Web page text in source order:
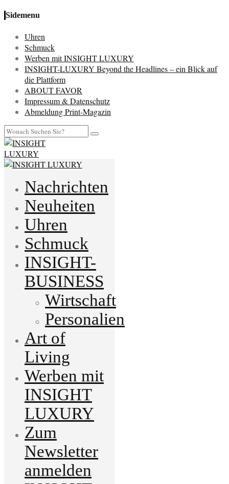
Sidemenu
Uhren
Schmuck
Werben mit INSIGHT LUXURY
INSIGHT-LUXURY Beyond the Headlines – ein Blick auf
die Plattform
ABOUT FAVOR
Impressum & Datenschutz
Abmeldung Print-Magazin
Nachrichten
Neuheiten
Uhren
Schmuck
INSIGHT-
BUSINESS
Wirtschaft
Personalien
Art of
Living
Werben mit
INSIGHT
LUXURY
Zum
Newsletter
anmelden